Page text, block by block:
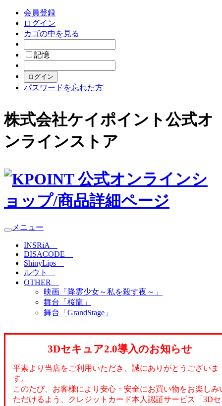
会員登録
ログイン
カゴの中を見る
記憶
パスワードを忘れた方
株式会社ケイポイント公式オ
ンラインストア
メニュー
INSRiA
DISACODE
ShinyLips
ルウト
OTHER
映画「降霊少女～私を殺す夜～」
舞台「桜龍」
舞台「GrandStage」
3Dセキュア2.0導入のお知らせ
平素より当店をご利用いただき、誠にありがとうございま
す。
このたび、お客様により安心・安全にお買い物をお楽しみ
ただけるよう、クレジットカード本人認証サービス「3Dセ